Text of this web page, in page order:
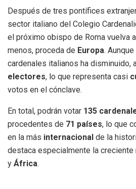
Después de tres pontífices
sector italiano del Colegio
el próximo obispo de Roma vuelva
menos, proceda de Europa.
cardenales italianos ha disminuido,
electores, lo que representa casi
votos en el cónclave.
En total, podrán votar 135
procedentes de 71 países, lo que
en la más internacional de la
destaca especialmente la creciente
y África.